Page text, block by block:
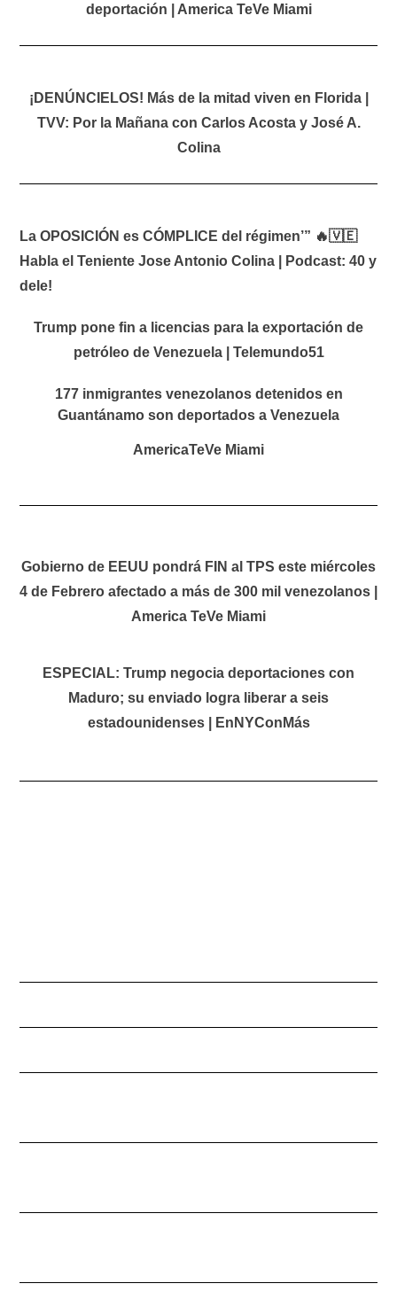
deportación | America TeVe Miami
¡DENÚNCIELOS! Más de la mitad viven en Florida |
TVV: Por la Mañana con Carlos Acosta y José A.
Colina
La OPOSICIÓN es CÓMPLICE del régimen’” 🔥🇻🇪
Habla el Teniente Jose Antonio Colina | Podcast: 40 y
dele!
Trump pone fin a licencias para la exportación de
petróleo de Venezuela | Telemundo51
177 inmigrantes venezolanos detenidos en
Guantánamo son deportados a Venezuela
AmericaTeVe Miami
Gobierno de EEUU pondrá FIN al TPS este miércoles
4 de Febrero afectado a más de 300 mil venezolanos |
America TeVe Miami
ESPECIAL: Trump negocia deportaciones con
Maduro; su enviado logra liberar a seis
estadounidenses | EnNYConMás